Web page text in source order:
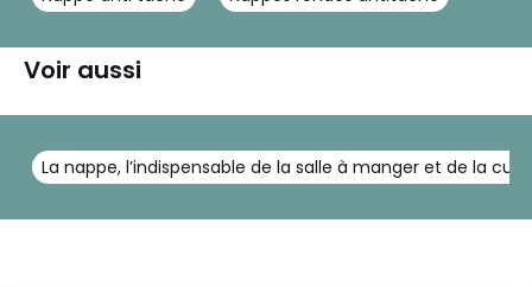
Voir aussi
La nappe, l’indispensable de la salle à manger et de la